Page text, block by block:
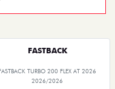
FASTBACK
TURBO 200 FLEX AT 2026
2026/2026